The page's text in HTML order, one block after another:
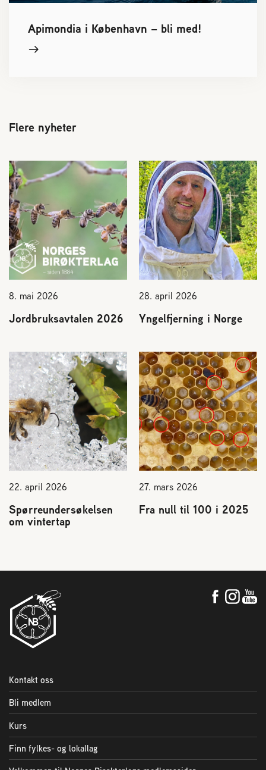
Apimondia i København – bli med!
Flere nyheter
8. mai 2026
Jordbruksavtalen 2026
28. april 2026
Yngelfjerning i Norge
22. april 2026
Spørreundersøkelsen
om vintertap
27. mars 2026
Fra null til 100 i 2025
Kontakt oss
Bli medlem
Kurs
Finn fylkes- og lokallag